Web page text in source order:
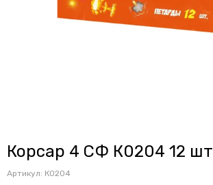
Корсар 4 СФ К0204 12 шт
Артикул: К0204